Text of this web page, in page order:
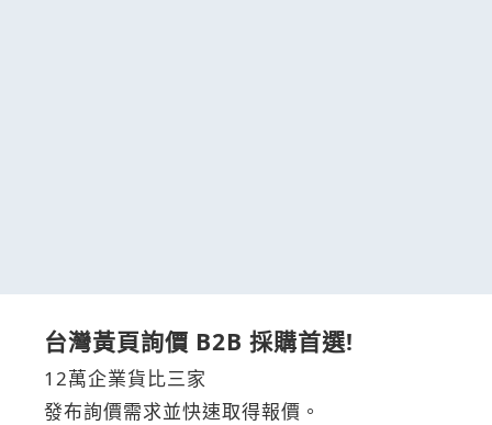
台灣黃頁詢價 B2B 採購首選!
12萬企業貨比三家
發布詢價需求並快速取得報價。